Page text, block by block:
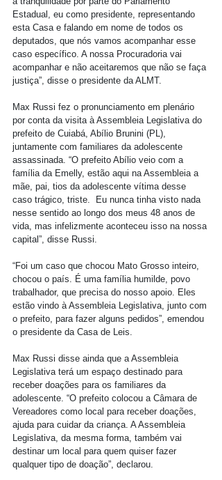
Estadual, eu como presidente, representando
esta Casa e falando em nome de todos os
deputados, que nós vamos acompanhar esse
caso específico. A nossa Procuradoria vai
acompanhar e não aceitaremos que não se faça
justiça”, disse o presidente da ALMT.
Max Russi fez o pronunciamento em plenário
por conta da visita à Assembleia Legislativa do
prefeito de Cuiabá, Abílio Brunini (PL),
juntamente com familiares da adolescente
assassinada. “O prefeito Abílio veio com a
família da Emelly, estão aqui na Assembleia a
mãe, pai, tios da adolescente vítima desse
caso trágico, triste.  Eu nunca tinha visto nada
nesse sentido ao longo dos meus 48 anos de
vida, mas infelizmente aconteceu isso na nossa
capital”, disse Russi.
“Foi um caso que chocou Mato Grosso inteiro,
chocou o país. É uma família humilde, povo
trabalhador, que precisa do nosso apoio. Eles
estão vindo à Assembleia Legislativa, junto com
o prefeito, para fazer alguns pedidos”, emendou
o presidente da Casa de Leis.
Max Russi disse ainda que a Assembleia
Legislativa terá um espaço destinado para
receber doações para os familiares da
adolescente. “O prefeito colocou a Câmara de
Vereadores como local para receber doações,
ajuda para cuidar da criança. A Assembleia
Legislativa, da mesma forma, também vai
destinar um local para quem quiser fazer
qualquer tipo de doação”, declarou.